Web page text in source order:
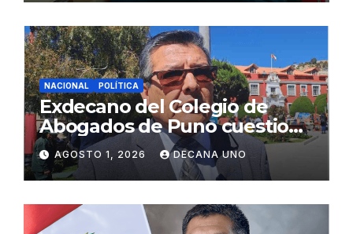
NACIONAL POLÍTICA
Exdecano del Colegio de
Abogados de Puno cuestiona
propuestas sobre seguridad
ciudadana
AGOSTO 1, 2026 DECANA UNO